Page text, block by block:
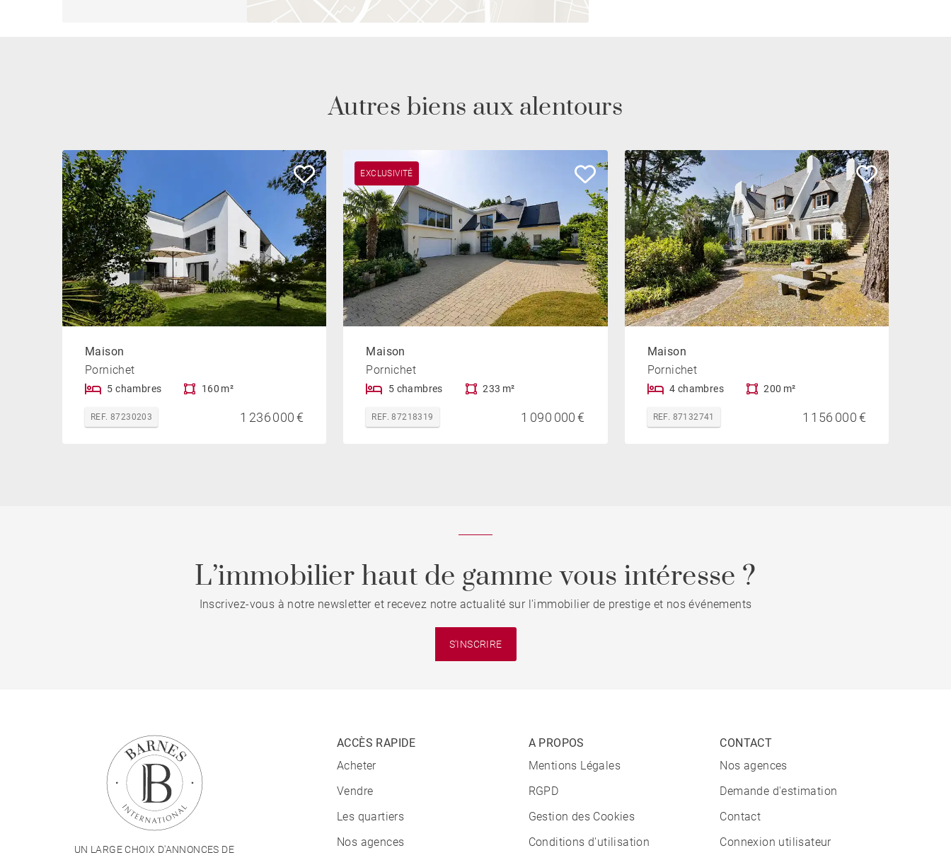
Autres biens aux alentours
Maison
Pornichet
5 chambres 160 m²
REF. 87230203 1 236 000 €
EXCLUSIVITÉ
Maison
Pornichet
5 chambres 233 m²
REF. 87218319 1 090 000 €
Maison
Pornichet
4 chambres 200 m²
REF. 87132741 1 156 000 €
L’immobilier haut de gamme vous intéresse ?
Inscrivez-vous à notre newsletter et recevez notre actualité sur l'immobilier de prestige et nos événements
S'INSCRIRE
UN LARGE CHOIX D'ANNONCES DE
ACCÈS RAPIDE
Acheter
Vendre
Les quartiers
Nos agences
A PROPOS
Mentions Légales
RGPD
Gestion des Cookies
Conditions d'utilisation
CONTACT
Nos agences
Demande d'estimation
Contact
Connexion utilisateur